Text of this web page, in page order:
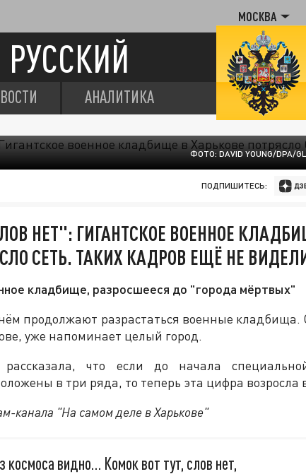
МОСКВА
АНАЛИТИКА
ФОТО: DAVID YOUNG/DPA/
ПОДПИШИТЕСЬ:
НЕТ": ГИГАНТСКОЕ ВОЕННОЕ
СЕТЬ. ТАКИХ КАДРОВ ЕЩЁ НЕ
кладбище, разросшееся до "города мёртвых"
продолжают разрастаться военные кладбища.
уже напоминает целый город.
что если до начала
в три ряда, то теперь эта цифра возросла
канала "На самом деле в Харькове"
космоса видно… Комок вот тут, слов нет,